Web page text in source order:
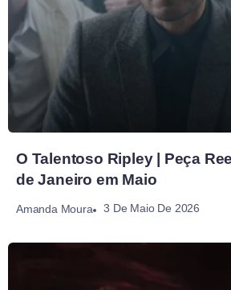
O Talentoso Ripley | Peça
de Janeiro em Maio
Amanda Moura 3 De Maio De 2026